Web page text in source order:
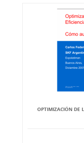
OPTIMIZACIÓN DE